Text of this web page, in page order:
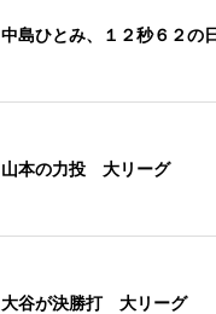
中島ひとみ、１２秒６２の
山本の力投 大リーグ
大谷が決勝打 大リーグ